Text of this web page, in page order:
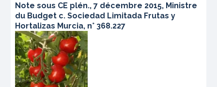
Note sous CE plén., 7 décembre 2015, Ministre
du Budget c. Sociedad Limitada Frutas y
Hortalizas Murcia, n° 368.227